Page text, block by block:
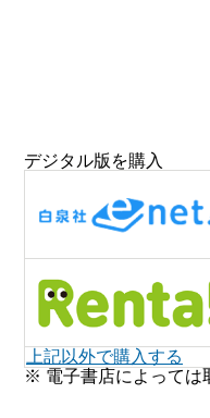
デジタル版を購入
上記以外で購入する
※ 電子書店によっては